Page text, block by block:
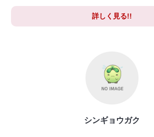
詳しく見る!!
シンギョウガク